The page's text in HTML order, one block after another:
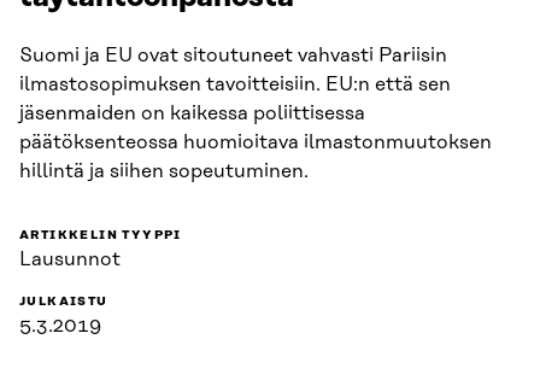
Suomi ja EU ovat sitoutuneet vahvasti Pariisin
ilmastosopimuksen tavoitteisiin. EU:n että sen
jäsenmaiden on kaikessa poliittisessa
päätöksenteossa huomioitava ilmastonmuutoksen
hillintä ja siihen sopeutuminen.
ARTIKKELIN TYYPPI
Lausunnot
JULKAISTU
5.3.2019